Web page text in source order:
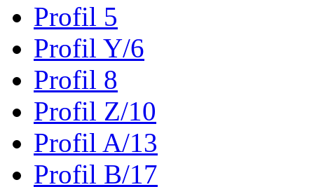
Profil 5
Profil Y/6
Profil 8
Profil Z/10
Profil A/13
Profil B/17